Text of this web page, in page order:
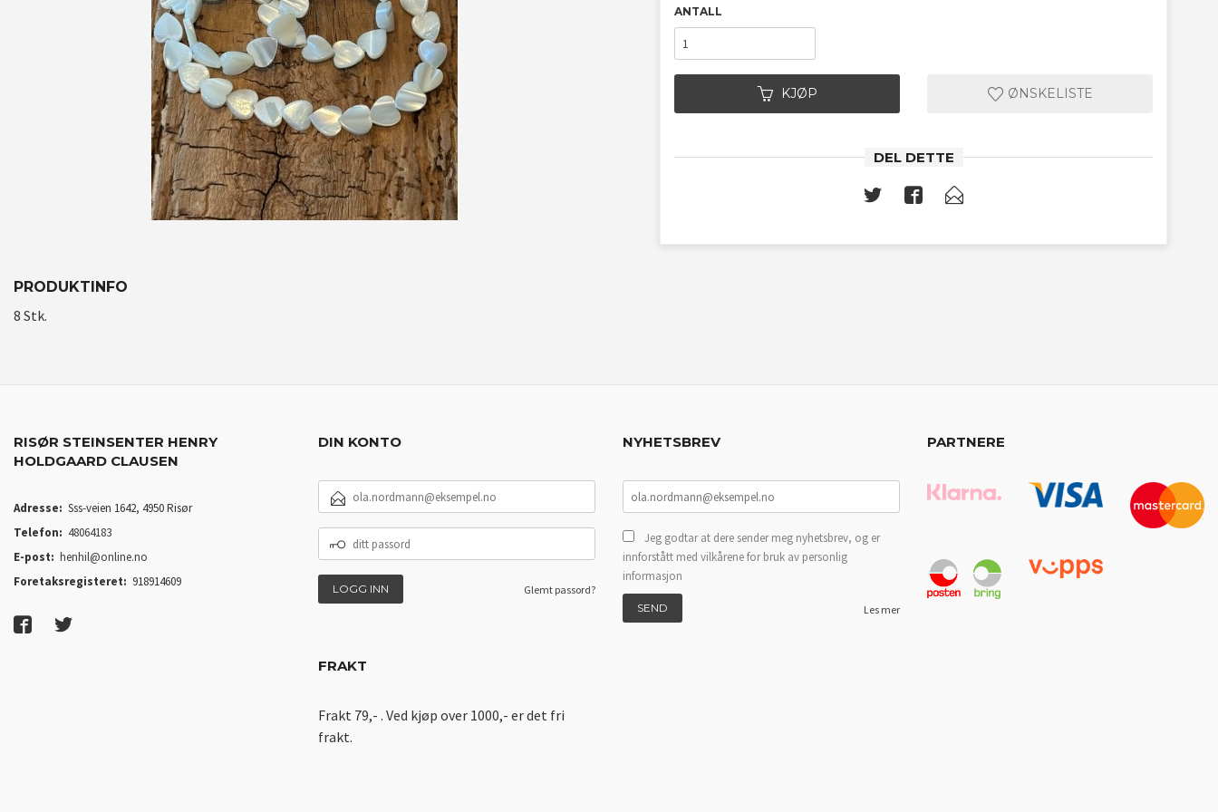
ANTALL
KJØP ØNSKELISTE
DEL DETTE
PRODUKTINFO
8 Stk.
RISØR STEINSENTER HENRY
HOLDGAARD CLAUSEN
Adresse: Sss-veien 1642, 4950 Risør
Telefon: 48064183
E-post: henhil@online.no
Foretaksregisteret: 918914609
DIN KONTO
POSTADRESSE
PASSORD
Glemt passord?
FRAKT
Frakt 79,- . Ved kjøp over 1000,- er det fri
frakt.
NYHETSBREV
Jeg godtar at dere sender meg nyhetsbrev, og er
innforstått med vilkårene for bruk av personlig
informasjon
Les mer
PARTNERE